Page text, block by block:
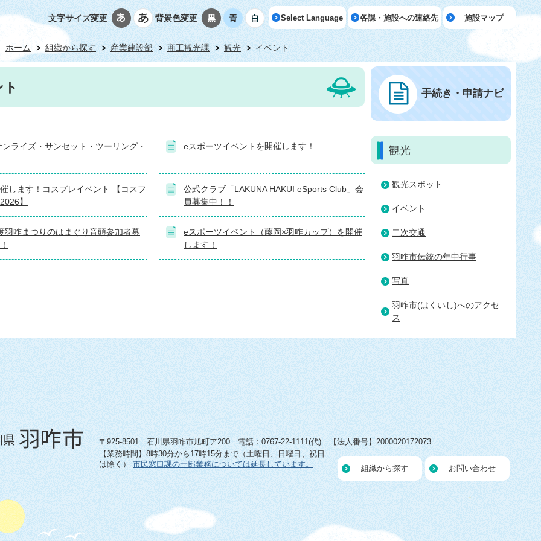
文字サイズ変更 背景色変更 Select Language 各課・施設への連絡先 施設マップ
ホーム 組織から探す 産業建設部 商工観光課 観光 イベント
ライズ・サンセット・ツーリング・ eスポーツイベントを開催します！
します！コスプレイベント 【コスフ
】
公式クラブ「LAKUNA HAKUI eSports Club」会
員募集中！！
羽咋まつりのはまぐり音頭参加者募
eスポーツイベント（藤岡×羽咋カップ）を開催
します！
手続き・申請ナビ
観光
観光スポット
イベント
二次交通
羽咋市伝統の年中行事
写真
羽咋市(はくいし)へのアクセ
ス
〒925-8501 石川県羽咋市旭町ア200 電話：0767-22-1111(代) 【法人番号】2000020172073
【業務時間】8時30分から17時15分まで（土曜日、日曜日、祝日
は除く） 市民窓口課の一部業務については延長しています。 組織から探す お問い合わせ